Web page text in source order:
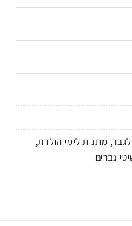
, מתנות לימי הולדת,
גברים